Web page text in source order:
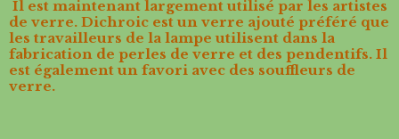
Il est maintenant largement utilisé par les artistes
de verre. Dichroic est un verre ajouté préféré que
les travailleurs de la lampe utilisent dans la
fabrication de perles de verre et des pendentifs. Il
est également un favori avec des souffleurs de
verre.